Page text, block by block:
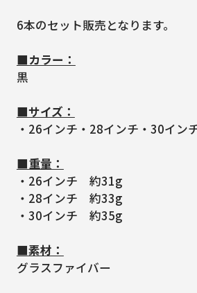
6本のセット販売となります。
■カラー：
黒
■サイズ：
・26インチ・28インチ・30イン
■重量：
・26インチ 約31g
・28インチ 約33g
・30インチ 約35g
■素材：
グラスファイバー